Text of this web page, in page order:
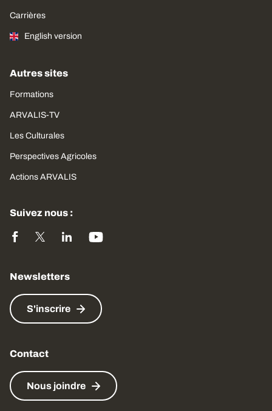
Carrières
English version
Autres sites
Formations
ARVALIS-TV
Les Culturales
Perspectives Agricoles
Actions ARVALIS
Suivez nous :
Newsletters
S'inscrire
Contact
Nous joindre